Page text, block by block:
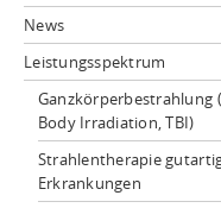
News
Leistungsspektrum
Ganzkörperbestrahlung
Body Irradiation, TBI)
Strahlentherapie
Erkrankungen